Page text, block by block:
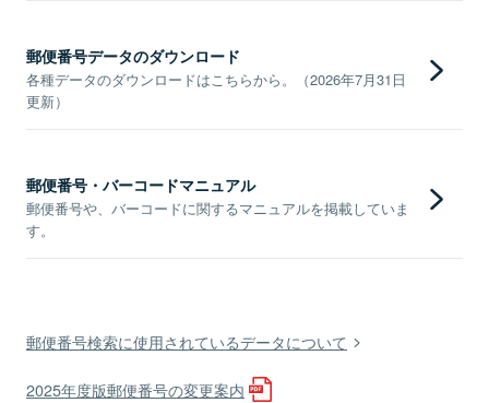
郵便番号データのダウンロード
各種データのダウンロードはこちらから。（2026年7月31日
更新）
郵便番号・バーコードマニュアル
郵便番号や、バーコードに関するマニュアルを掲載していま
す。
郵便番号検索に使用されているデータについて
2025年度版郵便番号の変更案内